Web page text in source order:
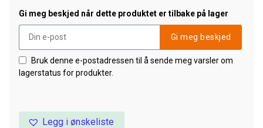
Gi meg beskjed når dette produktet er tilbake på lager
Gi meg beskjed
Bruk denne e-postadressen til å sende meg varsler om
lagerstatus for produkter.
Legg i ønskeliste